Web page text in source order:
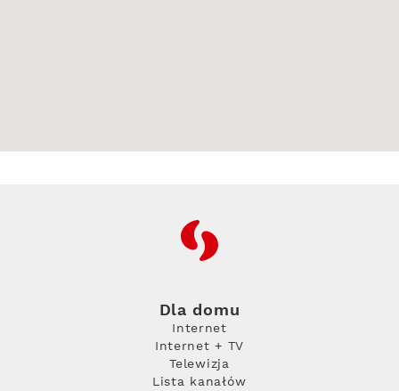
RFC
Dla domu
Internet
Internet + TV
Telewizja
Lista kanałów